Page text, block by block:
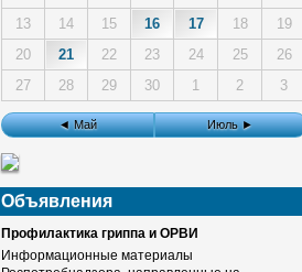
13
14 15 16 17 18
19
20
21 22 23 24 25
26
27
28 29 30 1 2 3
◄ Май Июль ►
Объявления
Профилактика гриппа и ОРВИ
Информационные материалы